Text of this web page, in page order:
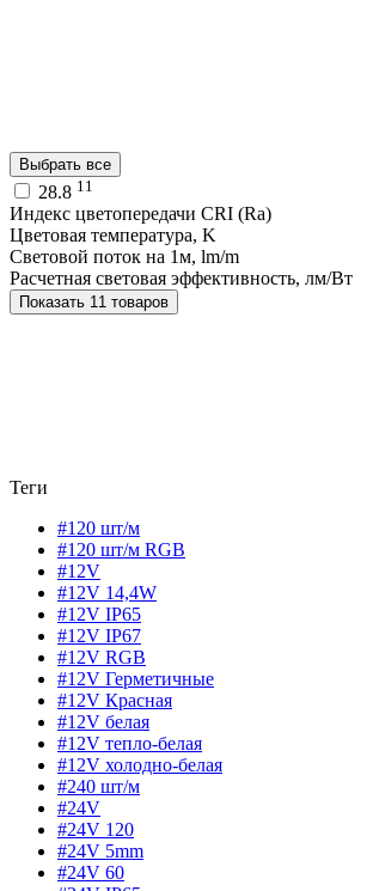
Выбрать все
28.8 11
Индекс цветопередачи CRI (Ra)
Цветовая температура, K
Световой поток на 1м, lm/m
Расчетная световая эффективность, лм/Вт
Показать 11 товаров
Теги
#120 шт/м
#120 шт/м RGB
#12V
#12V 14,4W
#12V IP65
#12V IP67
#12V RGB
#12V Герметичные
#12V Красная
#12V белая
#12V тепло-белая
#12V холодно-белая
#240 шт/м
#24V
#24V 120
#24V 5mm
#24V 60